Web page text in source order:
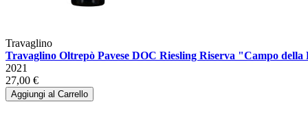
Travaglino
Travaglino Oltrepò Pavese DOC Riesling Riserva "Campo della
2021
27,00 €
Aggiungi al Carrello